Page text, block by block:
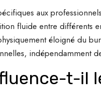
aux
fluide entre différents
éloigné du
indépendamment
t-il